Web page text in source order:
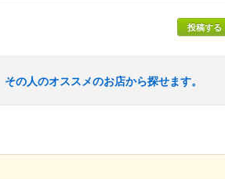
投稿する
の人のオススメのお店から探せます。